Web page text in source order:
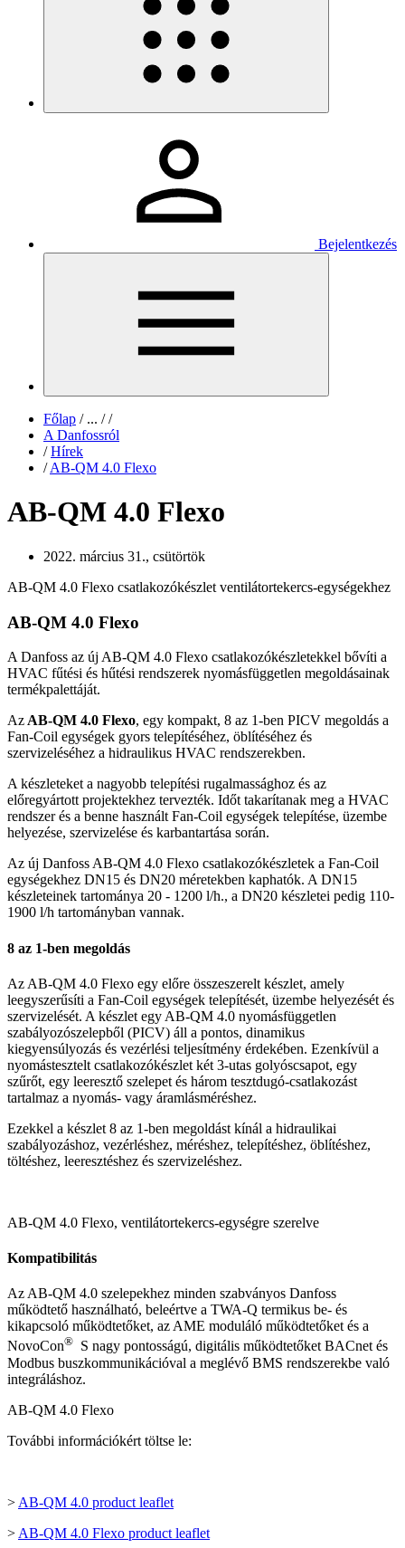
Bejelentkezés
Főlap /... / /
A Danfossról
/ Hírek
/ AB-QM 4.0 Flexo
AB-QM 4.0 Flexo
2022. március 31., csütörtök
AB-QM 4.0 Flexo csatlakozókészlet ventilátortekercs-egységekhez
AB-QM 4.0 Flexo
A Danfoss az új AB-QM 4.0 Flexo csatlakozókészletekkel bővíti a
HVAC fűtési és hűtési rendszerek nyomásfüggetlen megoldásainak
termékpalettáját.
Az AB-QM 4.0 Flexo, egy kompakt, 8 az 1-ben PICV megoldás a
Fan-Coil egységek gyors telepítéséhez, öblítéséhez és
szervizeléséhez a hidraulikus HVAC rendszerekben.
A készleteket a nagyobb telepítési rugalmassághoz és az
előregyártott projektekhez tervezték. Időt takarítanak meg a HVAC
rendszer és a benne használt Fan-Coil egységek telepítése, üzembe
helyezése, szervizelése és karbantartása során.
Az új Danfoss AB-QM 4.0 Flexo csatlakozókészletek a Fan-Coil
egységekhez DN15 és DN20 méretekben kaphatók. A DN15
készleteinek tartománya 20 - 1200 l/h., a DN20 készletei pedig 110-
1900 l/h tartományban vannak.
8 az 1-ben megoldás
Az AB-QM 4.0 Flexo egy előre összeszerelt készlet, amely
leegyszerűsíti a Fan-Coil egységek telepítését, üzembe helyezését és
szervizelését. A készlet egy AB-QM 4.0 nyomásfüggetlen
szabályozószelepből (PICV) áll a pontos, dinamikus
kiegyensúlyozás és vezérlési teljesítmény érdekében. Ezenkívül a
nyomástesztelt csatlakozókészlet két 3-utas golyóscsapot, egy
szűrőt, egy leeresztő szelepet és három tesztdugó-csatlakozást
tartalmaz a nyomás- vagy áramlásméréshez.
Ezekkel a készlet 8 az 1-ben megoldást kínál a hidraulikai
szabályozáshoz, vezérléshez, méréshez, telepítéshez, öblítéshez,
töltéshez, leeresztéshez és szervizeléshez.
AB-QM 4.0 Flexo, ventilátortekercs-egységre szerelve
Kompatibilitás
Az AB-QM 4.0 szelepekhez minden szabványos Danfoss
működtető használható, beleértve a TWA-Q termikus be- és
kikapcsoló működtetőket, az AME moduláló működtetőket és a
NovoCon® S nagy pontosságú, digitális működtetőket BACnet és
Modbus buszkommunikációval a meglévő BMS rendszerekbe való
integráláshoz.
AB-QM 4.0 Flexo
További információkért töltse le:
> AB-QM 4.0 product leaflet
> AB-QM 4.0 Flexo product leaflet